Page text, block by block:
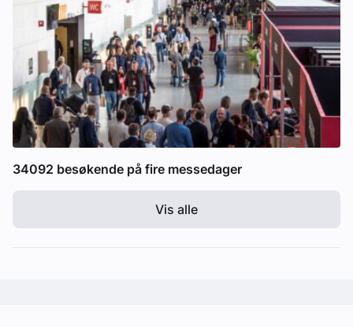
34092 besøkende på fire messedager
Vis alle